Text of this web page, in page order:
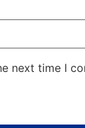
next time I